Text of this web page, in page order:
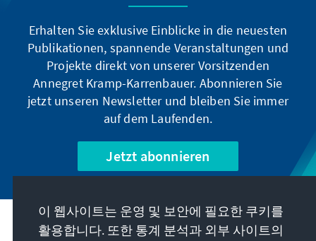
Erhalten Sie exklusive Einblicke in die neuesten
Publikationen, spannende Veranstaltungen und
Projekte direkt von unserer Vorsitzenden
Annegret Kramp-Karrenbauer. Abonnieren Sie
jetzt unseren Newsletter und bleiben Sie immer
auf dem Laufenden.
Jetzt abonnieren
우리의 과제
이 웹사이트는 운영 및 보안에 필요한 쿠키를
활용합니다. 또한 통계 분석과 외부 사이트의